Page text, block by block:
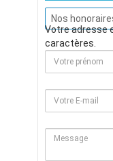
Nos
Votre adresse
caractères.